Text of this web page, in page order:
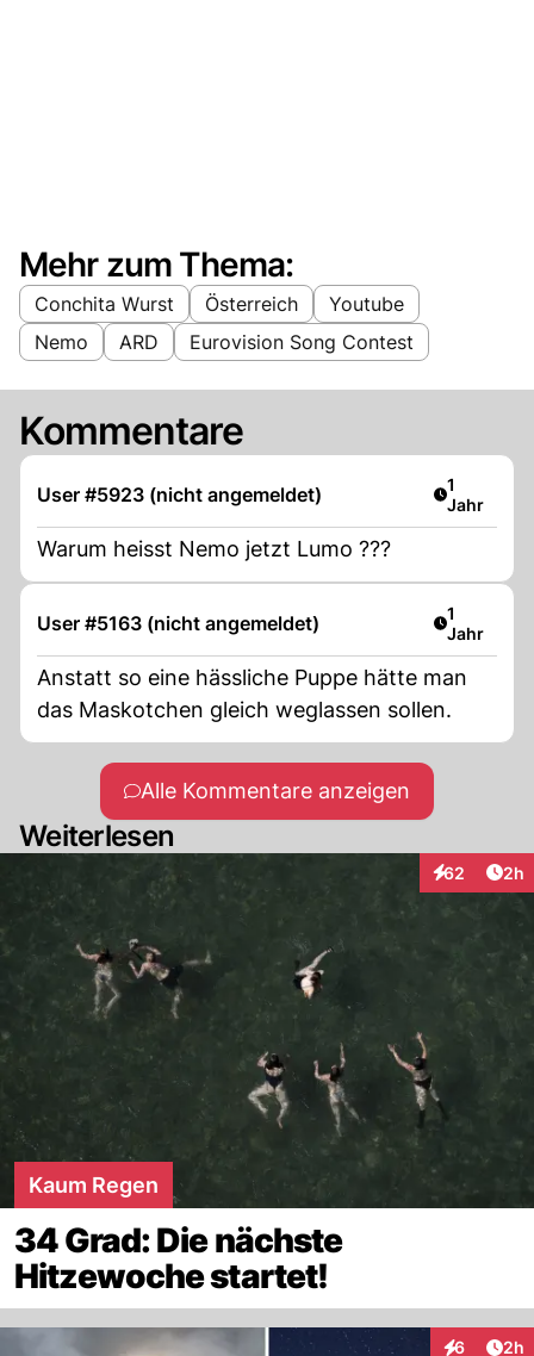
Mehr zum Thema:
Conchita Wurst Österreich
Youtube
Nemo
ARD Eurovision Song Contest
Kommentare
User #5923 (nicht angemeldet) Artikel
1
Jahr
Warum heisst Nemo jetzt Lumo ???
User #5163 (nicht angemeldet) Artikel
1
Jahr
Anstatt so eine hässliche Puppe hätte man
das Maskotchen gleich weglassen sollen.
Alle Kommentare anzeigen
Weiterlesen
62
Interaktionen
2h
Kaum Regen
34 Grad: Die nächste
Hitzewoche startet!
6 2h